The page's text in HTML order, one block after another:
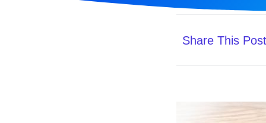
Share This Post